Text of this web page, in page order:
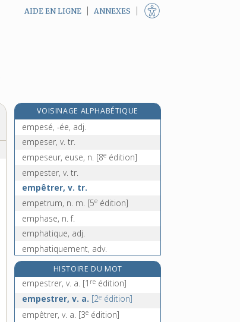
AIDE EN LIGNE ANNEXES
VOISINAGE ALPHABÉTIQUE
empesage, n. m.
empesé, -ée, adj.
empeser, v. tr.
empeseur, euse, n. [8e édition]
empester, v. tr.
empêtrer, v. tr.
empetrum, n. m. [5e édition]
emphase, n. f.
emphatique, adj.
emphatiquement, adv.
emphractique, adj.[4eédition]
emphysémateux, -euse, adj.
emphysème, n. m.
emphytéose, n. f.
HISTOIRE DU MOT
empestrer, v. a. [1 re édition]
empestrer, v. a. [2e édition]
empêtrer, v. a. [3e édition]